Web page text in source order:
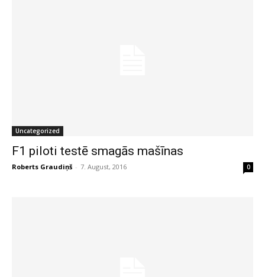
Uncategorized
F1 piloti testē smagās mašīnas
Roberts Graudiņš - 7. August, 2016 0